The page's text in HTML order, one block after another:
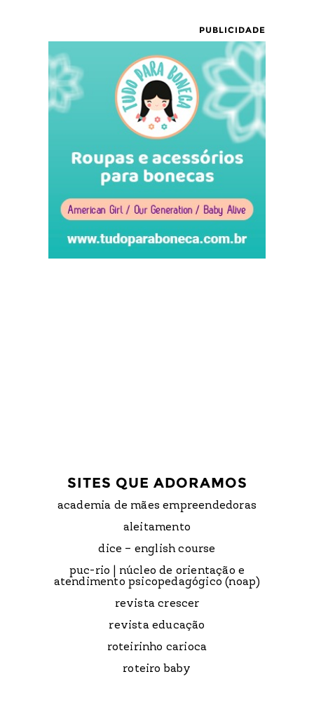
PUBLICIDADE
SITES QUE ADORAMOS
academia de mães empreendedoras
aleitamento
dice – english course
puc-rio | núcleo de orientação e
atendimento psicopedagógico (noap)
revista crescer
revista educação
roteirinho carioca
roteiro baby